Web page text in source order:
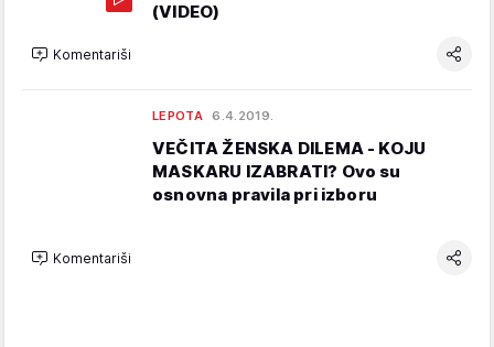
(VIDEO)
Komentariši
LEPOTA 6.4.2019.
VEČITA ŽENSKA DILEMA - KOJU
MASKARU IZABRATI? Ovo su
osnovna pravila pri izboru
Komentariši